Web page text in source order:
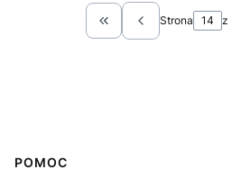
Wróć do pierwszej
Strona z
Linki w stopce
POMOC